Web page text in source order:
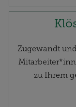
Zugewandt
zu Ihrem